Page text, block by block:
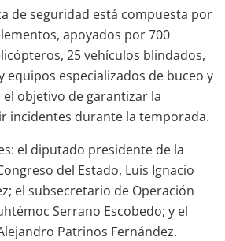
de seguridad está compuesta por
apoyados por 700
25 vehículos blindados,
equipos especializados de buceo y
objetivo de garantizar la
incidentes durante la temporada.
el diputado presidente de la
del Estado, Luis Ignacio
el subsecretario de Operación
Serrano Escobedo; y el
Patrinos Fernández.